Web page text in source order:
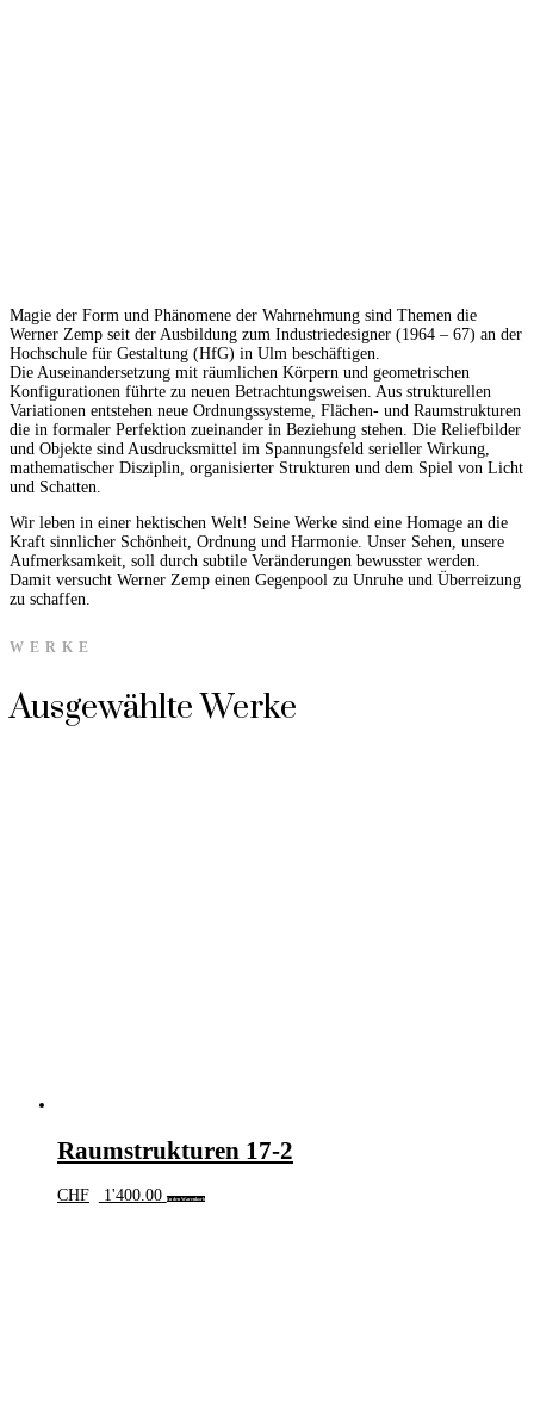
Magie der Form und Phänomene der Wahrnehmung sind Themen die
Werner Zemp seit der Ausbildung zum Industriedesigner (1964 – 67) an der
Hochschule für Gestaltung (HfG) in Ulm beschäftigen.
Die Auseinandersetzung mit räumlichen Körpern und geometrischen
Konfigurationen führte zu neuen Betrachtungsweisen. Aus strukturellen
Variationen entstehen neue Ordnungssysteme, Flächen- und Raumstrukturen
die in formaler Perfektion zueinander in Beziehung stehen. Die Reliefbilder
und Objekte sind Ausdrucksmittel im Spannungsfeld serieller Wirkung,
mathematischer Disziplin, organisierter Strukturen und dem Spiel von Licht
und Schatten.
Wir leben in einer hektischen Welt! Seine Werke sind eine Homage an die
Kraft sinnlicher Schönheit, Ordnung und Harmonie. Unser Sehen, unsere
Aufmerksamkeit, soll durch subtile Veränderungen bewusster werden.
Damit versucht Werner Zemp einen Gegenpool zu Unruhe und Überreizung
zu schaffen.
WERKE
Ausgewählte Werke
Raumstrukturen 17-2
CHF 1'400.00 In den Warenkorb